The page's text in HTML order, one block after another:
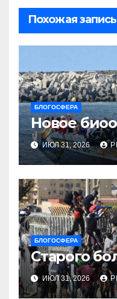
Похожая запись
БЛОГОСФЕРА
Новое
ИЮЛ 31, 2026
БЛОГОСФЕРА
Старого
ИЮЛ 31, 2026